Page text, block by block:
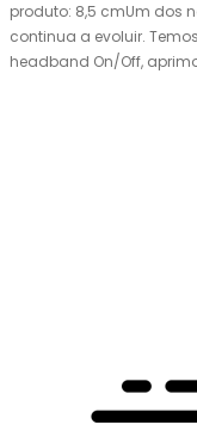
produto: 8,5 cmUm dos
continua a evoluir.
headband On/Off,